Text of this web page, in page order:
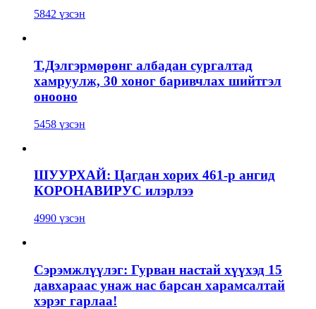
5842 үзсэн
Т.Дэлгэрмөрөнг албадан сургалтад
хамруулж, 30 хоног баривчлах шийтгэл
онооно
5458 үзсэн
ШУУРХАЙ: Цагдан хорих 461-р ангид
КОРОНАВИРУС илэрлээ
4990 үзсэн
Сэрэмжлүүлэг: Гурван настай хүүхэд 15
давхараас унаж нас барсан харамсалтай
хэрэг гарлаа!